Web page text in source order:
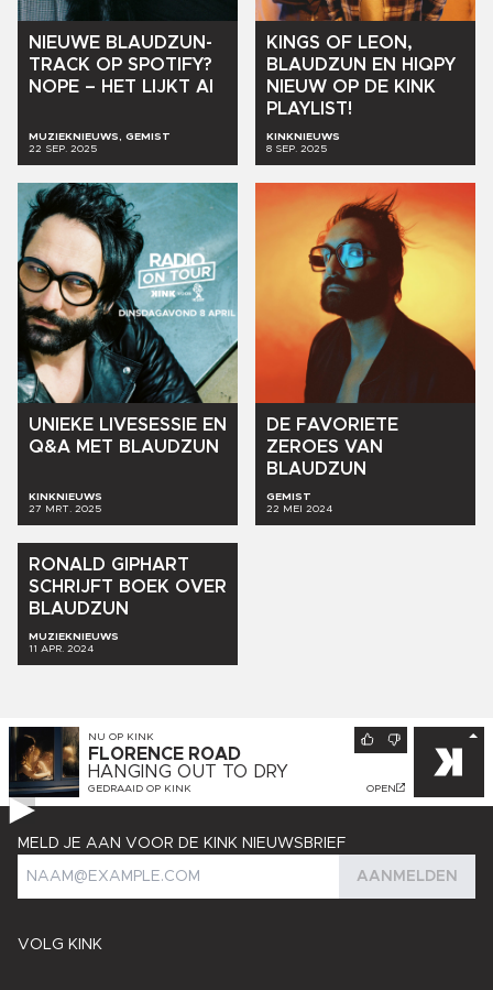
NIEUWE BLAUDZUN-
TRACK OP SPOTIFY?
NOPE – HET LIJKT AI
MUZIEKNIEUWS, GEMIST
22 SEP. 2025
KINGS OF LEON,
BLAUDZUN
EN
HIQPY
NIEUW OP DE KINK
PLAYLIST!
KINKNIEUWS
8 SEP. 2025
UNIEKE LIVESESSIE EN
Q&A MET BLAUDZUN
KINKNIEUWS
27 MRT. 2025
DE FAVORIETE
ZEROES VAN
BLAUDZUN
GEMIST
22 MEI 2024
RONALD GIPHART
SCHRIJFT BOEK OVER
BLAUDZUN
MUZIEKNIEUWS
11 APR. 2024
NU OP KINK
FLORENCE ROAD
HANGING OUT TO DRY
GEDRAAID OP KINK OPEN
VOLG KINK
MELD JE AAN VOOR DE KINK NIEUWSBRIEF
AANMELDEN